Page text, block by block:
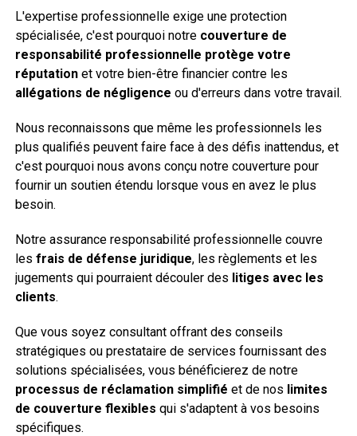
L'expertise professionnelle exige une protection
spécialisée, c'est pourquoi notre couverture de
responsabilité professionnelle protège votre
réputationet votre bien-être financier contre les
allégations de négligence ou d'erreurs dans votre travail.
Nous reconnaissons que même les professionnels les
plus qualifiés peuvent faire face à des défis inattendus, et
c'est pourquoi nous avons conçu notre couverture pour
fournir un soutien étendu lorsque vous en avez le plus
besoin.
Notre assurance responsabilité professionnelle couvre
les frais de défense juridique, les règlements et les
jugements qui pourraient découler des litiges avec les
clients.
Que vous soyez consultant offrant des conseils
stratégiques ou prestataire de services fournissant des
solutions spécialisées, vous bénéficierez de notre
processus de réclamation simplifié et de nos limites
de couverture flexibles qui s'adaptent à vos besoins
spécifiques.